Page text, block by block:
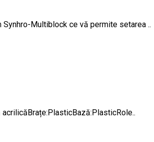
Multiblock ce vă permite setarea ..